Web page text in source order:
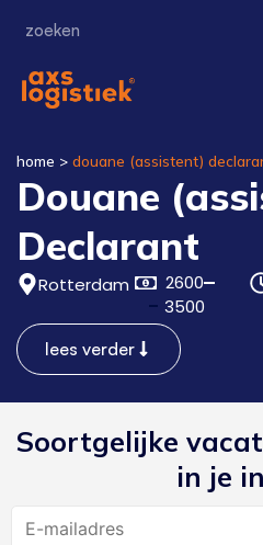
home > douane (assistent)
Douane
Declarant
Rotterdam
2600
3500
lees verder
Soortgelijke
in je